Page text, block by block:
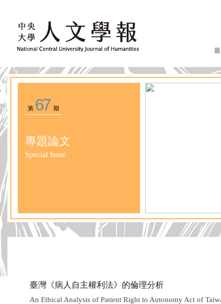
第 67 期
專題論文
Special Issue
臺灣《病人自主權利法》的倫理分析
An Ethical Analysis of Patient Right to Autonomy Act of